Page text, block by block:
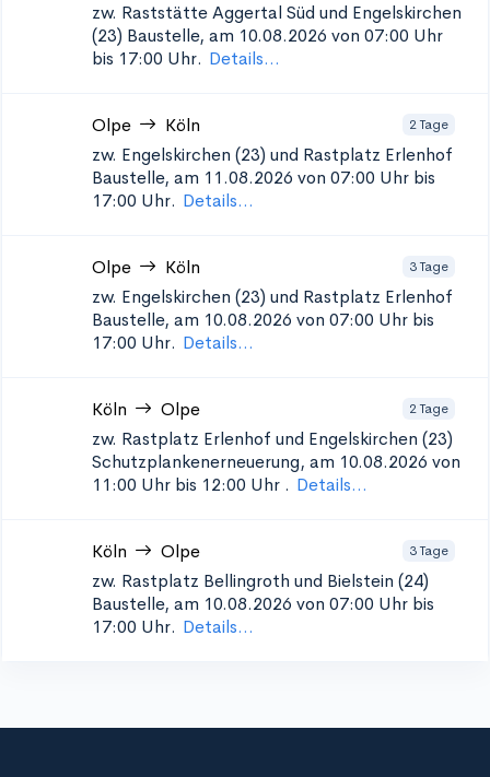
zw. Raststätte Aggertal Süd und Engelskirchen
(23) Baustelle, am 10.08.2026 von 07:00 Uhr
bis 17:00 Uhr. Details...
Olpe Köln 2 Tage
zw. Engelskirchen (23) und Rastplatz Erlenhof
Baustelle, am 11.08.2026 von 07:00 Uhr bis
17:00 Uhr. Details...
Olpe Köln 3 Tage
zw. Engelskirchen (23) und Rastplatz Erlenhof
Baustelle, am 10.08.2026 von 07:00 Uhr bis
17:00 Uhr. Details...
Köln Olpe 2 Tage
zw. Rastplatz Erlenhof und Engelskirchen (23)
Schutzplankenerneuerung, am 10.08.2026 von
11:00 Uhr bis 12:00 Uhr . Details...
Köln Olpe 3 Tage
zw. Rastplatz Bellingroth und Bielstein (24)
Baustelle, am 10.08.2026 von 07:00 Uhr bis
17:00 Uhr. Details...